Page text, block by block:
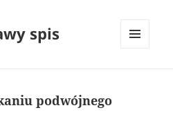
spis
podwójnego